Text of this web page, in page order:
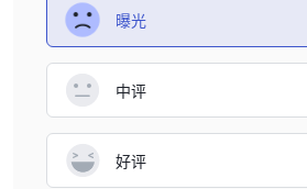
曝光
中评
好评